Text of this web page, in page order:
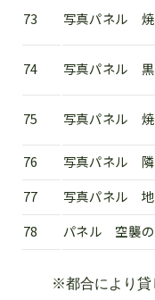
73 写真パネル
74 写真パネル 黒
75 写真パネル 焼
76 写真パネル 隣
77
写真パネル 地
78
パネル 空襲
※都合により貸